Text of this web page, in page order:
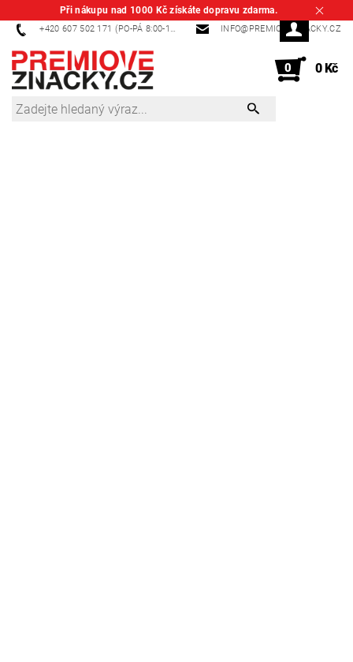
Při nákupu nad 1000 Kč získáte dopravu zdarma.
+420 607 502 171 (PO-PÁ 8:00-14:00) INFO@PREMIOVEZNACKY.CZ
0 0 Kč